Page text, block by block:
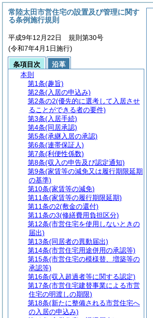
常陸太田市営住宅の設置及び管理に関す
る条例施行規則
平成9年12月22日 規則第30号
(令和7年4月1日施行)
条項目次
沿革
本則
第1条(趣旨)
第2条(入居の申込み)
第2条の2(優先的に選考して入居させ
ることができる者の要件)
第3条(入居手続)
第4条(同居承認)
第5条(承継入居の承認)
第6条(連帯保証人)
第7条(利便性係数)
第8条(収入の申告及び認定通知)
第9条(家賃等の減免又は履行期限延期
の基準)
第10条(家賃等の減免)
第11条(家賃等の履行期限延期)
第11条の2(敷金の還付)
第11条の3(修繕費用負担区分)
第12条(市営住宅を使用しないときの
届出)
第13条(同居者の異動届出)
第14条(市営住宅用途併用の承認等)
第15条(市営住宅の模様替、増築等の
承認等)
第16条(収入超過者等に関する認定)
第17条(市営住宅建替事業による市営
住宅の明渡しの期限)
第18条(新たに整備される市営住宅へ
の入居の申込み)